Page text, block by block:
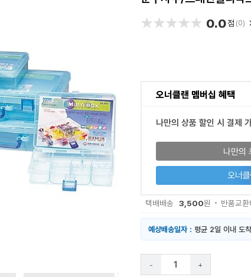
★★★★★
★★★★★ 0.0점 (0)
오너클랜 멤버십 혜택
나만의 상품 할인 시 결제
나만의
택배배송 3,500원 반품교환
예상배송일자 : 평균 2일 이내 도
- +